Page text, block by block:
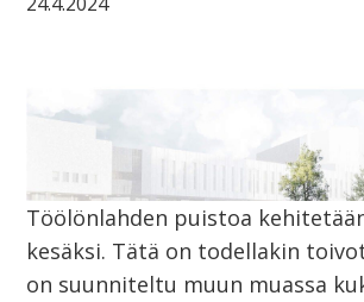
Töölönlahden puistoa
kesäksi. Tätä on todellakin
on suunniteltu muun muassa